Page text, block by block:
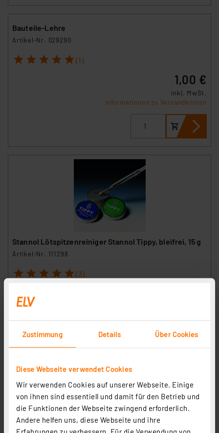
Zustimmung Details Über Cookies
Diese Webseite verwendet Cookies
Wir verwenden Cookies auf unserer Webseite. Einige
von ihnen sind essentiell und damit für den Betrieb und
die Funktionen der Webseite zwingend erforderlich.
Andere helfen uns, diese Webseite und ihre
Erfahrungen zu verbessern. Für die Verwendung von
Bauteile-Lehre
Artikel-Nr. 029290
1 2 3 4 5 (1)
1,00 €
inkl. MwSt.
Informationen zu Versandkosten
Stannol Lötspitzenreiniger Stannol Tippy, bleifrei, 15 g
Artikel-Nr. 111298
1 2 3 4 5 (3)